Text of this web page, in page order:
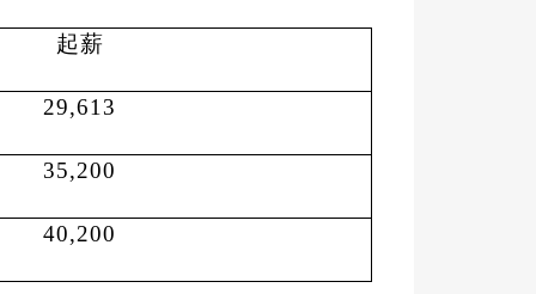
起薪
29,613
35,200
40,200